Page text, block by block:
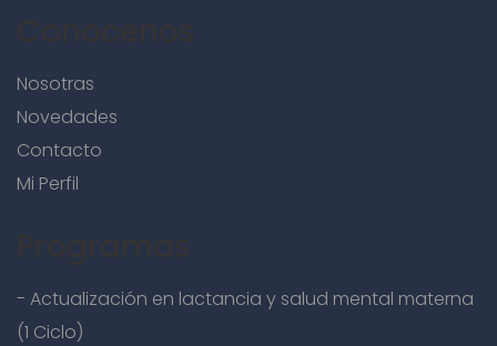
Nosotras
Novedades
Contacto
Mi Perfil
- Actualización en lactancia y salud mental materna
(1 Ciclo)